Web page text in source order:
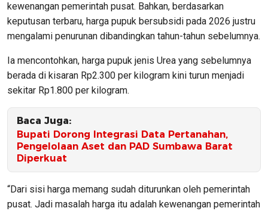
kewenangan pemerintah pusat. Bahkan, berdasarkan
keputusan terbaru, harga pupuk bersubsidi pada 2026 justru
mengalami penurunan dibandingkan tahun-tahun sebelumnya.
Ia mencontohkan, harga pupuk jenis Urea yang sebelumnya
berada di kisaran Rp2.300 per kilogram kini turun menjadi
sekitar Rp1.800 per kilogram.
Baca Juga:
Bupati Dorong Integrasi Data Pertanahan,
Pengelolaan Aset dan PAD Sumbawa Barat
Diperkuat
“Dari sisi harga memang sudah diturunkan oleh pemerintah
pusat. Jadi masalah harga itu adalah kewenangan pemerintah